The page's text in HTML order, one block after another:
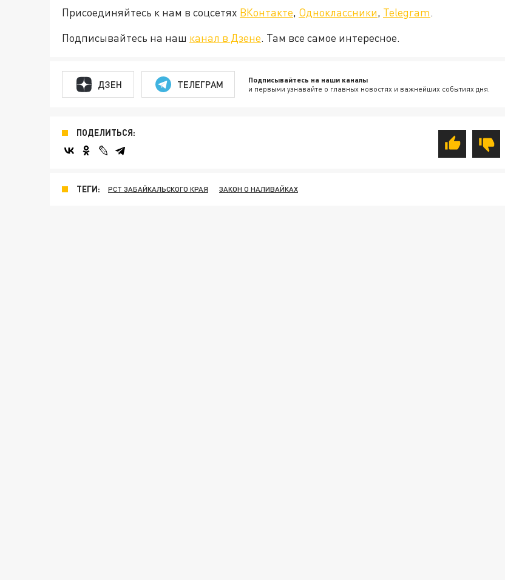
Присоединяйтесь к нам в соцсетях ВКонтакте, Одноклассники, Telegram.
Подписывайтесь на наш канал в Дзене. Там все самое интересное.
ДЗЕН ТЕЛЕГРАМ Подписывайтесь на наши каналы
и первыми узнавайте о главных новостях и важнейших событиях дня.
ПОДЕЛИТЬСЯ:
ТЕГИ: РСТ ЗАБАЙКАЛЬСКОГО КРАЯ ЗАКОН О НАЛИВАЙКАХ